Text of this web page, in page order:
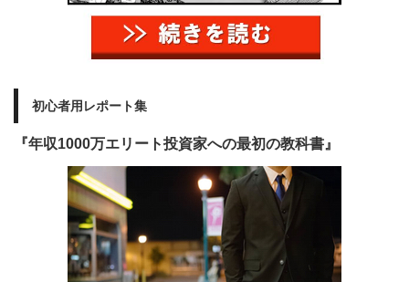
初心者用レポート集
『年収1000万エリート投資家への最初の教科書』